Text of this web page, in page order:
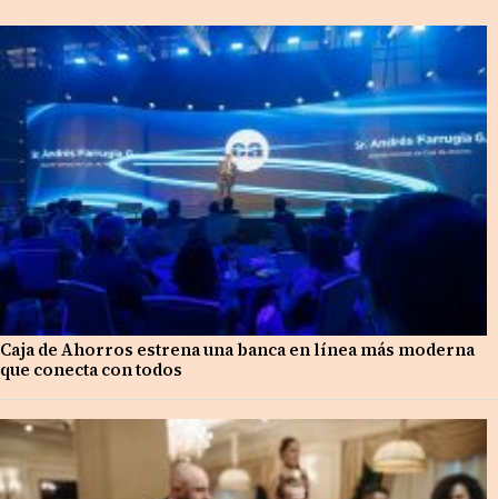
Caja de Ahorros estrena una banca en línea más moderna
que conecta con todos